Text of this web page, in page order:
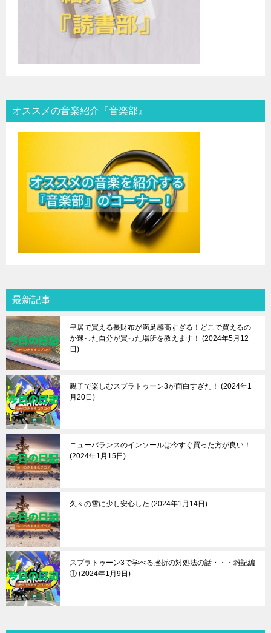
オススメの音楽紹介『音楽部』
最新記事
皇居で買える長財布が満足感高すぎる！どこで買えるの
か迷った自分が買った場所を教えます！
2024年5月12
日
親子で楽しむスプラトゥーン3が面白すぎた！
2024年1
月20日
ニューバランスのインソールは今すぐ買った方が良い！
2024年1月15日
久々の雪に少し安心した 2024年1月14日
スプラトゥーン3で学べる挫折の対処法の話・・・雑記編
① 2024年1月9日